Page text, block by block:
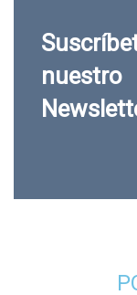
nuestro